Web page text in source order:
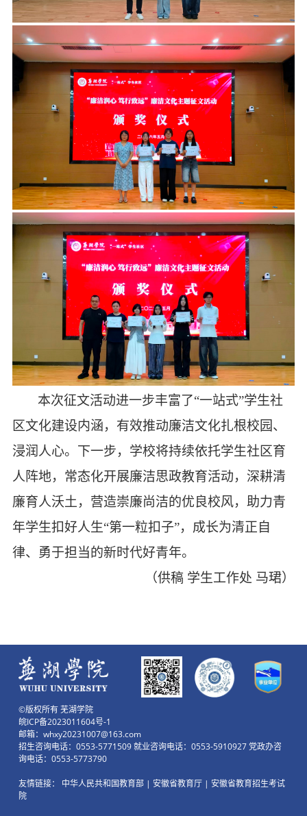
本次征文活动进一步丰富了“一站式”学生社
区文化建设内涵，有效推动廉洁文化扎根校园、
浸润人心。下一步，学校将持续依托学生社区育
人阵地，常态化开展廉洁思政教育活动，深耕清
廉育人沃土，营造崇廉尚洁的优良校风，助力青
年学生扣好人生“第一粒扣子”，成长为清正自
律、勇于担当的新时代好青年。
（供稿 学生工作处 马珺）
©版权所有 芜湖学院
皖ICP备2023011604号-1
邮箱：whxy20231007@163.com
招生咨询电话：0553-5771509 就业咨询电话：0553-5910927 党政办咨
询电话：0553-5773790
友情链接： 中华人民共和国教育部| 安徽省教育厅| 安徽省教育招生考试
院